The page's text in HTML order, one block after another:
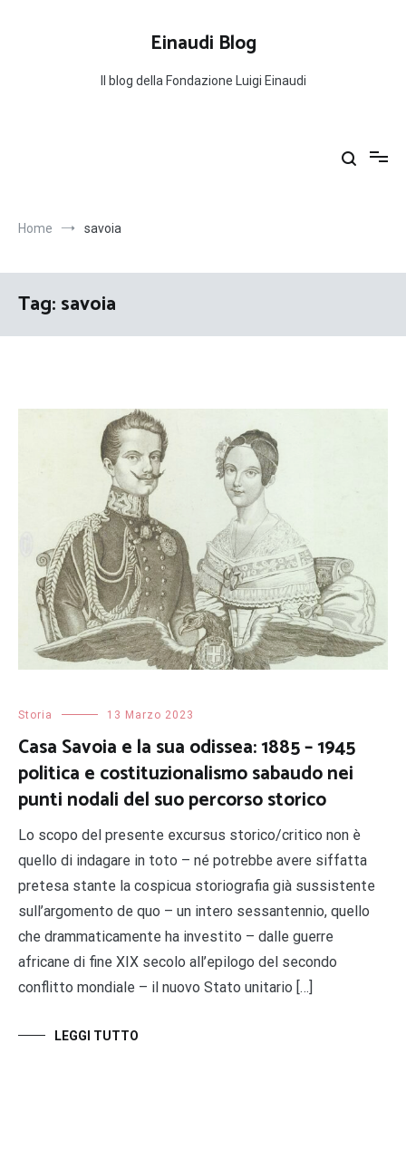
Einaudi Blog
Il blog della Fondazione Luigi Einaudi
Home savoia
Tag:savoia
Storia 13 Marzo 2023
Casa Savoia e la sua odissea: 1885 – 1945
politica e costituzionalismo sabaudo nei
punti nodali del suo percorso storico
Lo scopo del presente excursus storico/critico non è
quello di indagare in toto – né potrebbe avere siffatta
pretesa stante la cospicua storiografia già sussistente
sull’argomento de quo – un intero sessantennio, quello
che drammaticamente ha investito – dalle guerre
africane di fine XIX secolo all’epilogo del secondo
conflitto mondiale – il nuovo Stato unitario […]
LEGGI TUTTO